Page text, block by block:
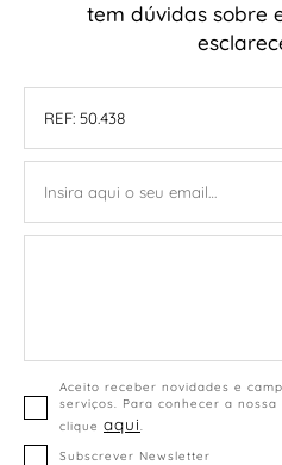
tem dúvidas sobre
Aceito receber novidades e
serviços. Para conhecer a
clique aqui.
Subscrever Newsletter